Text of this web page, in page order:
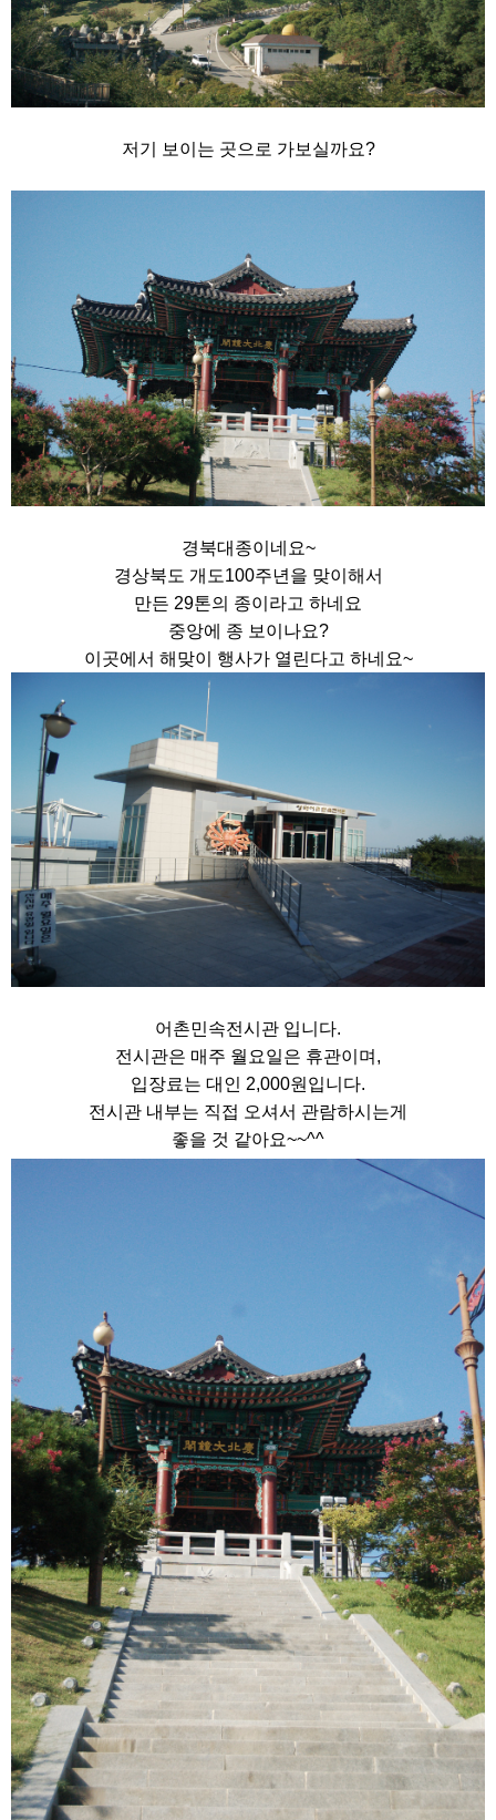
저기 보이는 곳으로 가보실까요?
경북대종이네요~
경상북도 개도100주년을 맞이해서
만든 29톤의 종이라고 하네요
중앙에 종 보이나요?
이곳에서 해맞이 행사가 열린다고 하네요~
어촌민속전시관 입니다.
전시관은 매주 월요일은 휴관이며,
입장료는 대인 2,000원입니다.
전시관 내부는 직접 오셔서 관람하시는게
좋을 것 같아요~~^^